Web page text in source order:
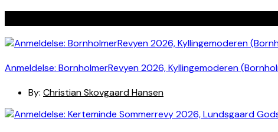
Anmeldelse: BornholmerRevyen 2026, Kyllingemoderen
By: Christian Skovgaard Hansen